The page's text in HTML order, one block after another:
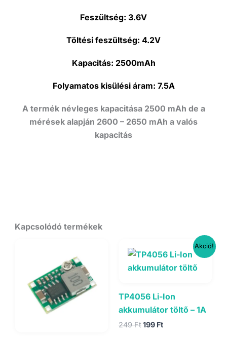
Feszültség: 3.6V
Töltési feszültség: 4.2V
Kapacitás: 2500mAh
Folyamatos kisülési áram: 7.5A
A termék névleges kapacitása 2500 mAh de a
mérések alapján 2600 – 2650 mAh a valós
kapacitás
Kapcsolódó termékek
Akció!
TP4056 Li-Ion
akkumulátor töltő – 1A
249FtOriginal
199 FtCurrent